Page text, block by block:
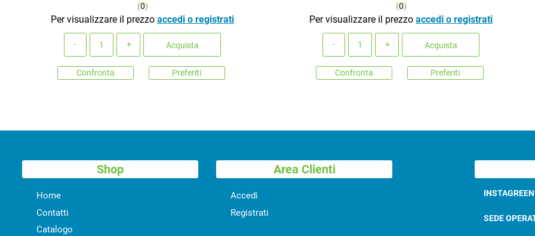
(0)
Per visualizzare il prezzoaccedi o registrati
Acquista
Confronta Preferiti
(0)
Per visualizzare il prezzoaccedi o registrati
Acquista
Confronta Preferiti
Shop
Home
Contatti
Catalogo
Area Clienti
Accedi
Registrati
SEDE